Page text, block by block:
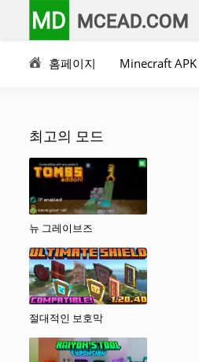
MD MCEAD.COM
홈페이지 Minecraft
최고의 모드
뉴 그레이브즈
절대적인 보호막